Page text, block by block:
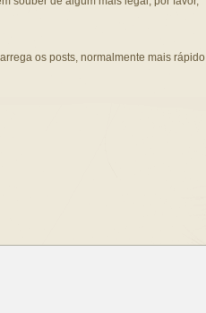
os posts, normalmente mais rápido